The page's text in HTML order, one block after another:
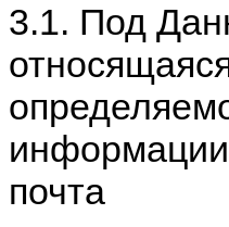
3.1. Под
почта